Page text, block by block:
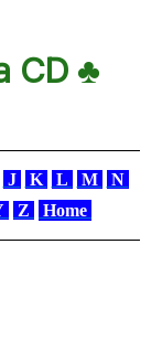
CD♣
J K L M
N
Z Home